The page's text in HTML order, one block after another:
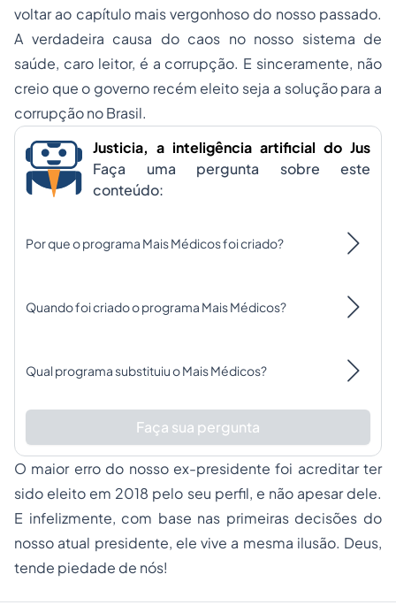
voltar ao capítulo mais vergonhoso do nosso passado.
A verdadeira causa do caos no nosso sistema de
saúde, caro leitor, é a corrupção. E sinceramente, não
creio que o governo recém eleito seja a solução para a
corrupção no Brasil.
Justicia, a inteligência artificial do Jus
Faça uma pergunta sobre este
conteúdo:
Por que o programa Mais Médicos foi criado?
Quando foi criado o programa Mais Médicos?
Qual programa substituiu o Mais Médicos?
Faça sua pergunta
O maior erro do nosso ex-presidente foi acreditar ter
sido eleito em 2018 pelo seu perfil, e não apesar dele.
E infelizmente, com base nas primeiras decisões do
nosso atual presidente, ele vive a mesma ilusão. Deus,
tende piedade de nós!